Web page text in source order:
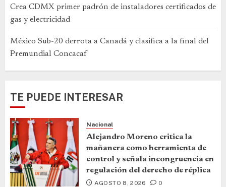
Crea CDMX primer padrón de instaladores certificados de
gas y electricidad
México Sub-20 derrota a Canadá y clasifica a la final del
Premundial Concacaf
TE PUEDE INTERESAR
Nacional
Alejandro Moreno critica la
mañanera como herramienta de
control y señala incongruencia en
regulación del derecho de réplica
AGOSTO 8, 2026 0